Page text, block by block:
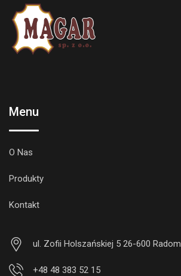
Menu
O Nas
Produkty
Kontakt
ul. Zofii Holszańskiej 5 26-600 Radom
+48 48 383 52 15